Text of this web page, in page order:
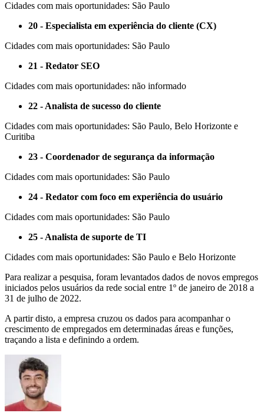
Cidades com mais oportunidades: São Paulo
20 - Especialista em experiência do cliente (CX)
Cidades com mais oportunidades: São Paulo
21 - Redator SEO
Cidades com mais oportunidades: não informado
22 - Analista de sucesso do cliente
Cidades com mais oportunidades: São Paulo, Belo Horizonte e
Curitiba
23 - Coordenador de segurança da informação
Cidades com mais oportunidades: São Paulo
24 - Redator com foco em experiência do usuário
Cidades com mais oportunidades: São Paulo
25 - Analista de suporte de TI
Cidades com mais oportunidades: São Paulo e Belo Horizonte
Para realizar a pesquisa, foram levantados dados de novos empregos
iniciados pelos usuários da rede social entre 1º de janeiro de 2018 a
31 de julho de 2022.
A partir disto, a empresa cruzou os dados para acompanhar o
crescimento de empregados em determinadas áreas e funções,
traçando a lista e definindo a ordem.